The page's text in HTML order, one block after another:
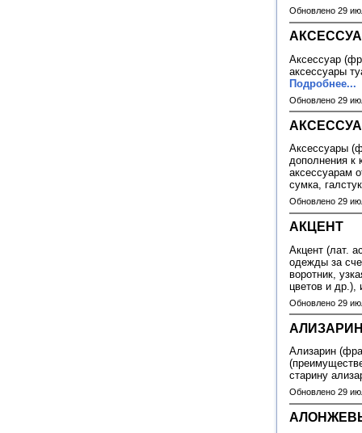
Обновлено 29
Аксессуар
аксессуары
Подробнее...
Обновлено 29
Аксессуары
дополнения к
аксессуарам
сумка,
Обновлено 29
АКЦЕНТ
Акцент (лат.
одежды за
воротник,
цветов и др.),
Обновлено 29
Ализарин
старину
Обновлено 29